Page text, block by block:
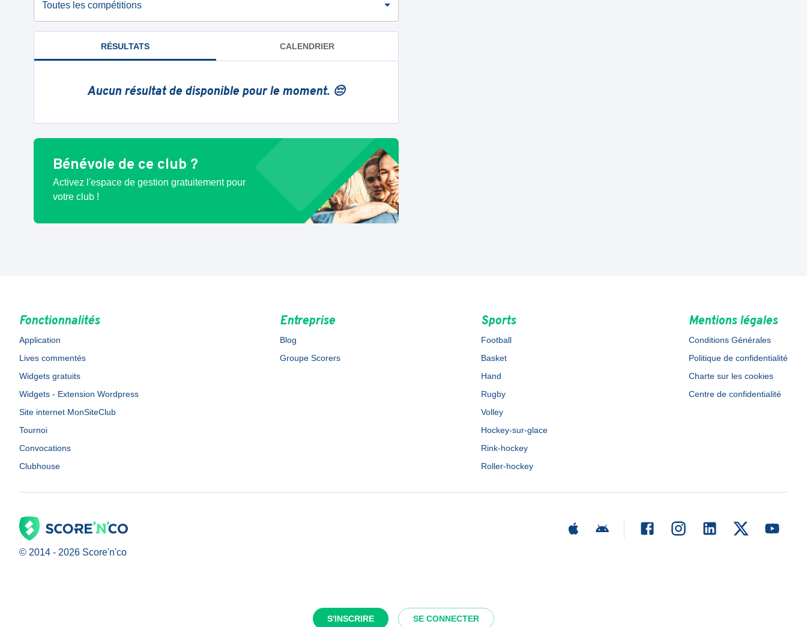
S'INSCRIRE SE CONNECTER
Toutes les compétitions
RÉSULTATS CALENDRIER
Aucun résultat de disponible pour le moment. 😔
Bénévole de ce club ?
Activez l'espace de gestion gratuitement pour
votre club !
Fonctionnalités
Application
Lives commentés
Widgets gratuits
Widgets - Extension Wordpress
Site internet MonSiteClub
Tournoi
Convocations
Clubhouse
Entreprise
Blog
Groupe Scorers
Sports
Football
Basket
Hand
Rugby
Volley
Hockey-sur-glace
Rink-hockey
Roller-hockey
Mentions légales
Conditions Générales
Politique de confidentialité
Charte sur les cookies
Centre de confidentialité
© 2014 - 2026 Score'n'co